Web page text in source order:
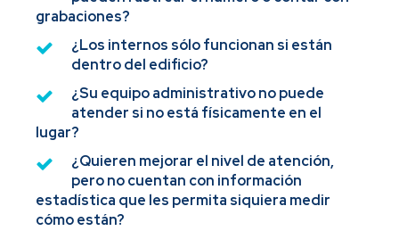
grabaciones?
¿Los internos sólo funcionan si están
dentro del edificio?
¿Su equipo administrativo no puede
atender si no está físicamente en el
lugar?
¿Quieren mejorar el nivel de atención,
pero no cuentan con información
estadística que les permita siquiera medir
cómo están?